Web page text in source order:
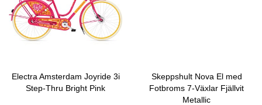
Electra Amsterdam Joyride 3i
Step-Thru Bright Pink
Skeppshult Nova El med
Fotbroms 7-Växlar Fjällvit
Metallic